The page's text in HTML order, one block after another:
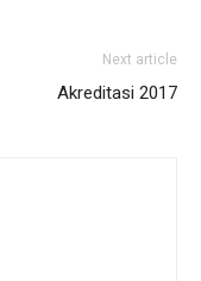
Next article
Akreditasi 2017